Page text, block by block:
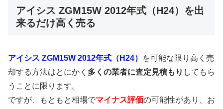
アイシス ZGM15W 2012年式（H24）を出
来るだけ高く売る
アイシス ZGM15W 2012年式（H24）
を可能な限り高く売
却する方法はとにかく 多くの業者に査定見積もり してもら
うことに限ります。
ですが、もともと相場でマイナス評価の可能性があり、お